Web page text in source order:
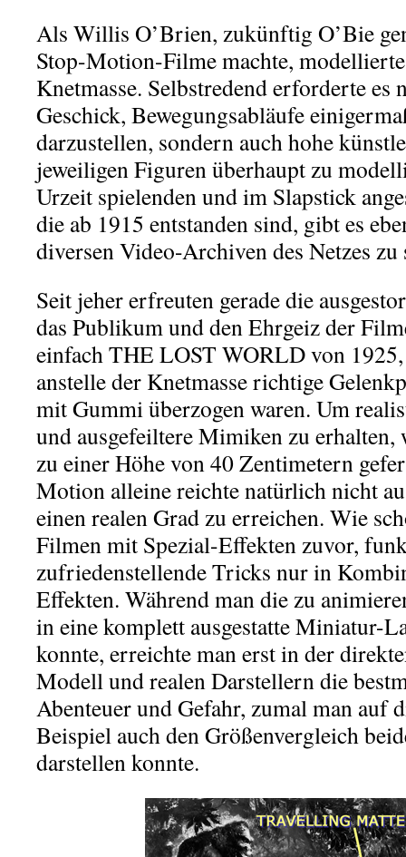
Als Willis O’Brien, zukünftig O’Bie
Stop-Motion-Filme machte,
Knetmasse. Selbstredend erforderte
Geschick, Bewegungsabläufe
darzustellen, sondern auch hohe
jeweiligen Figuren überhaupt zu
Urzeit spielenden und im Slapstick
die ab 1915 entstanden sind, gibt es
diversen Video-Archiven des Netzes zu
Seit jeher erfreuten gerade die
das Publikum und den Ehrgeiz der
einfach THE LOST WORLD von
anstelle der Knetmasse richtige
mit Gummi überzogen waren. Um
und ausgefeiltere Mimiken zu
zu einer Höhe von 40 Zentimetern
Motion alleine reichte natürlich nicht
einen realen Grad zu erreichen. Wie
Filmen mit Spezial-Effekten zuvor,
zufriedenstellende Tricks nur in
Effekten. Während man die zu
in eine komplett ausgestatte Miniatur-
konnte, erreichte man erst in der
Modell und realen Darstellern die
Abenteuer und Gefahr, zumal man auf
Beispiel auch den Größenvergleich
darstellen konnte.